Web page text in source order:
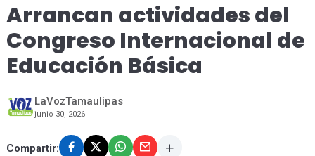
Arrancan actividades del
Congreso Internacional de
Educación Básica
LaVozTamaulipas
junio 30, 2026
Compartir: